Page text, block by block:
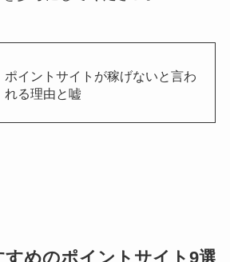
ポイントサイトが稼げないと言わ
れる理由と嘘